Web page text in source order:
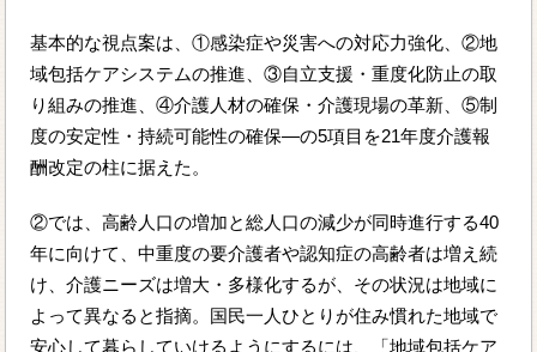
基本的な視点案は、①感染症や災害への対応力強化、②地
域包括ケアシステムの推進、③自立支援・重度化防止の取
り組みの推進、④介護人材の確保・介護現場の革新、⑤制
度の安定性・持続可能性の確保―の5項目を21年度介護報
酬改定の柱に据えた。
②では、高齢人口の増加と総人口の減少が同時進行する40
年に向けて、中重度の要介護者や認知症の高齢者は増え続
け、介護ニーズは増大・多様化するが、その状況は地域に
よって異なると指摘。国民一人ひとりが住み慣れた地域で
安心して暮らしていけるようにするには、「地域包括ケア